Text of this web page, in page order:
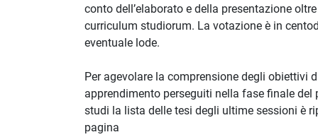
conto dell’elaborato e della presentazione
curriculum studiorum. La votazione è in
eventuale lode.
Per agevolare la comprensione degli obiettivi
apprendimento perseguiti nella fase finale del
studi la lista delle tesi degli ultime sessioni è
pagina